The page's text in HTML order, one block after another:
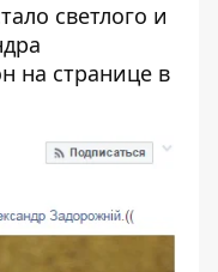
светлого и
на странице в